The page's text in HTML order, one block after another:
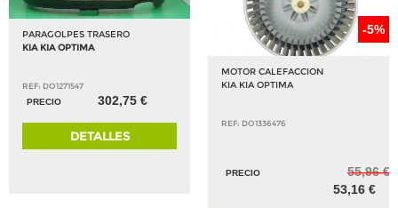
PARAGOLPES TRASERO
KIA KIA OPTIMA
REF: DO1271547
PRECIO
302,75 €
DETALLES
-5%
MOTOR CALEFACCION
KIA KIA OPTIMA
REF: DO1336476
PRECIO
55,96 €
53,16 €